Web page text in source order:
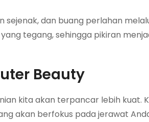
dan buang perlahan
tegang, sehingga pikiran
Beauty
kita akan terpancar lebih kuat.
akan berfokus pada jerawat